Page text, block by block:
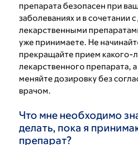
препарата безопасен при
заболеваниях и в сочетании
лекарственными
уже принимаете. Не
прекращайте прием какого-
лекарственного препарата,
меняйте дозировку без
врачом.
Что мне необходимо
делать, пока я
препарат?